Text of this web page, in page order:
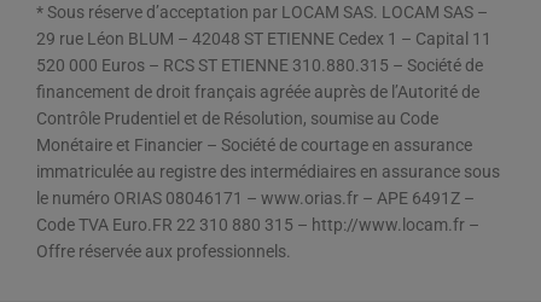
* Sous réserve d’acceptation par LOCAM SAS. LOCAM SAS –
29 rue Léon BLUM – 42048 ST ETIENNE Cedex 1 – Capital 11
520 000 Euros – RCS ST ETIENNE 310.880.315 – Société de
financement de droit français agréée auprès de l’Autorité de
Contrôle Prudentiel et de Résolution, soumise au Code
Monétaire et Financier – Société de courtage en assurance
immatriculée au registre des intermédiaires en assurance sous
le numéro ORIAS 08046171 – www.orias.fr – APE 6491Z –
Code TVA Euro.FR 22 310 880 315 – http://www.locam.fr –
Offre réservée aux professionnels.